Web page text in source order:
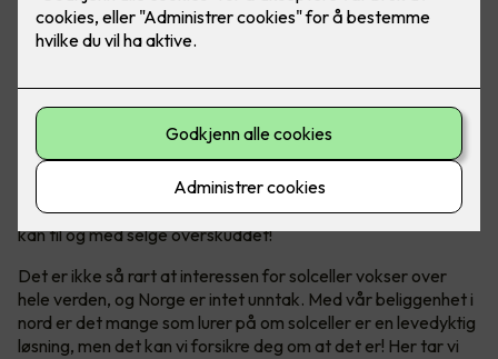
Solceller er en bærekraftig energikilde, som hjelper både
ypperlig for solcellepanel!
Bli din egen strømprodusent
Solenergi har blitt en stadig mer populær og bærekraftig
energikilde. Ikke bare produserer man sin egen energi, man
kan til og med selge overskuddet!
Det er ikke så rart at interessen for solceller vokser over
hele verden, og Norge er intet unntak. Med vår beliggenhet i
nord er det mange som lurer på om solceller er en levedyktig
løsning, men det kan vi forsikre deg om at det er! Her tar vi